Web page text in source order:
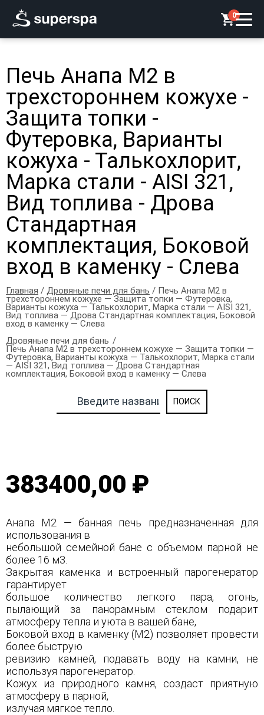
0
Печь Анапа М2 в
трехстороннем кожухе -
Защита топки -
Футеровка, Варианты
кожуха - Талькохлорит,
Марка стали - AISI 321,
Вид топлива - Дрова
Стандартная
комплектация, Боковой
вход в каменку - Слева
Главная / Дровяные печи для бань / Печь Анапа М2 в
трехстороннем кожухе — Защита топки — Футеровка,
Варианты кожуха — Талькохлорит, Марка стали — AISI 321,
Вид топлива — Дрова Стандартная комплектация, Боковой
вход в каменку — Слева
Дровяные печи для бань
Печь Анапа М2 в трехстороннем кожухе — Защита топки —
Футеровка, Варианты кожуха — Талькохлорит, Марка стали
— AISI 321, Вид топлива — Дрова Стандартная
комплектация, Боковой вход в каменку — Слева
383400,00 ₽
Анапа М2 — банная печь предназначенная для
использования в
небольшой семейной бане с объемом парной не
более 16 м3.
Закрытая каменка и встроенный парогенератор
гарантирует
большое количество легкого пара, огонь,
пылающий за панорамным стеклом подарит
атмосферу тепла и уюта в вашей бане,
Боковой вход в каменку (М2) позволяет провести
более быструю
ревизию камней, подавать воду на камни, не
используя парогенератор.
Кожух из природного камня, создаст приятную
атмосферу в парной,
излучая мягкое тепло.